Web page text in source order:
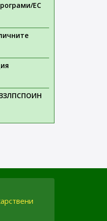
касаеща освобождаване
ЕС